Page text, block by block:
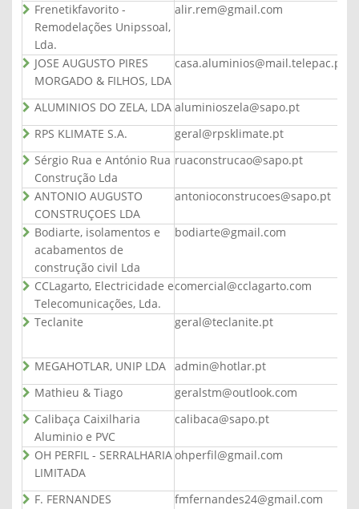
Frenetikfavorito -
Remodelações Unipssoal,
Lda.
alir.rem@gmail.com
JOSE AUGUSTO PIRES
MORGADO & FILHOS, LDA
casa.aluminios@mail.telepac.pt
ALUMINIOS DO ZELA, LDA aluminioszela@sapo.pt
RPS KLIMATE S.A.
geral@rpsklimate.pt
Sérgio Rua e António Rua
Construção Lda
ruaconstrucao@sapo.pt
ANTONIO AUGUSTO
CONSTRUÇOES LDA
antonioconstrucoes@sapo.pt
Bodiarte, isolamentos e
acabamentos de
construção civil Lda
bodiarte@gmail.com
CCLagarto, Electricidade e
Telecomunicações, Lda.
comercial@cclagarto.com
Teclanite geral@teclanite.pt
MEGAHOTLAR, UNIP LDA
admin@hotlar.pt
Mathieu & Tiago
geralstm@outlook.com
Calibaça Caixilharia
Aluminio e PVC
calibaca@sapo.pt
OH PERFIL - SERRALHARIA
LIMITADA
ohperfil@gmail.com
F. FERNANDES
fmfernandes24@gmail.com